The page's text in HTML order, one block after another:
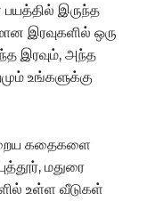
இருந்த
இரவுகளில் ஒரு
இரவும், அந்த
உங்களுக்கு
கதைகளை
மதுரை
உள்ள வீடுகள்